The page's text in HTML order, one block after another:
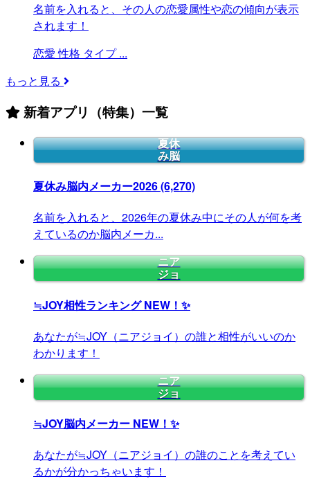
名前を入れると、その人の恋愛属性や恋の傾向が表示
されます！
恋愛 性格 タイプ ...
もっと見る
新着アプリ（特集）一覧
夏休
み脳
夏休み脳内メーカー2026(6,270)
名前を入れると、2026年の夏休み中にその人が何を考
えているのか脳内メーカ...
ニア
ジョ
≒JOY相性ランキングNEW！✨
あなたが≒JOY（ニアジョイ）の誰と相性がいいのか
わかります！
ニア
ジョ
≒JOY脳内メーカー NEW！✨
あなたが≒JOY（ニアジョイ）の誰のことを考えてい
るかが分かっちゃいます！